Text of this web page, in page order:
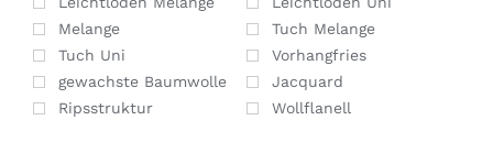
Melange
Tuch Melange
Tuch Uni
Vorhangfries
gewachste Baumwolle
Jacquard
Ripsstruktur
Wollflanell